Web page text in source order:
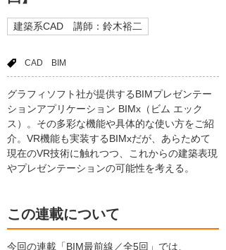
建築系CAD 講師：鈴木裕二
CAD BIM
グラフィソフト社が提供するBIMプレゼンテー
ションアプリケーション BIMx（ビム エック
ス）。その多彩な機能や具体的な使い方をご紹
介。VR機能も実装するBIMxだが、あらためて
現在のVR技術に触れつつ、これからの建築表現
やプレゼンテーションの可能性を考える。
この連載について
今回の連載「BIM最前線／全5回」では、